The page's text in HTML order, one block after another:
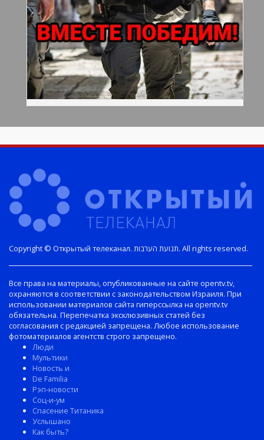
Copyright © Открытый телеканал. תנועת הערבות. All rights reserved.
Все права на материалы, опубликованные на сайте opentv.tv,
охраняются в соответствии с законодательством Израиля. При
использовании материалов сайта гиперссылка на opentv.tv
обязательна. Перепечатка эксклюзивных статей без
согласования с редакцией запрещена. Любое использование
фотоматериалов агентств строго запрещено.
Люди
Мультики
Новость и
De Familia
Рэп-новости
Соц-и-ум
Спасение Титаника
Услышано
Как быть?